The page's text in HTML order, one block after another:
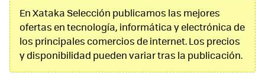
En Xataka Selección publicamos las mejores
ofertas en tecnología, informática y electrónica de
los principales comercios de internet. Los precios
y disponibilidad pueden variar tras la publicación.